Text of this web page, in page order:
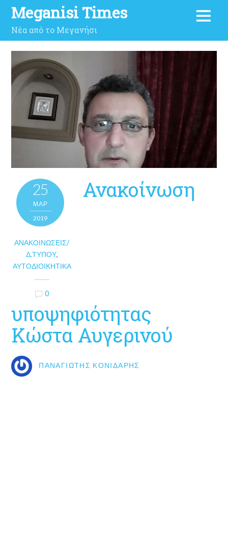
Meganisi Times
Νέα από το Μεγανήσι
25
ΜΑΡ
2019
ΑΝΑΚΟΙΝΏΣΕΙΣ/
Δ.ΤΎΠΟΥ,
ΑΥΤΟΔΙΟΙΚΗΤΙΚΆ
0
Ανακοίνωση
υποψηφιότητας
Κώστα Αυγερινού
ΠΑΝΑΓΙΏΤΗΣ ΚΟΝΙΔΆΡΗΣ